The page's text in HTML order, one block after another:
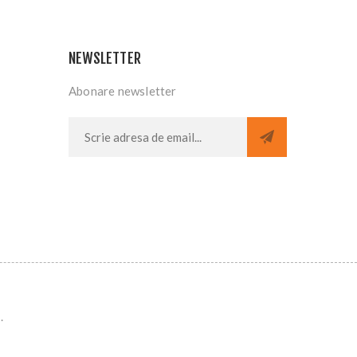
NEWSLETTER
Abonare newsletter